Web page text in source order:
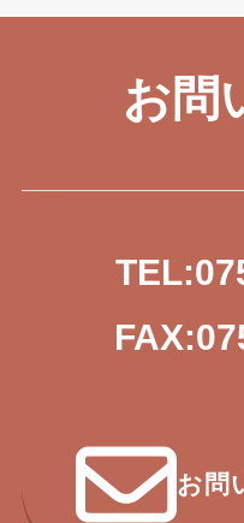
お問
お問